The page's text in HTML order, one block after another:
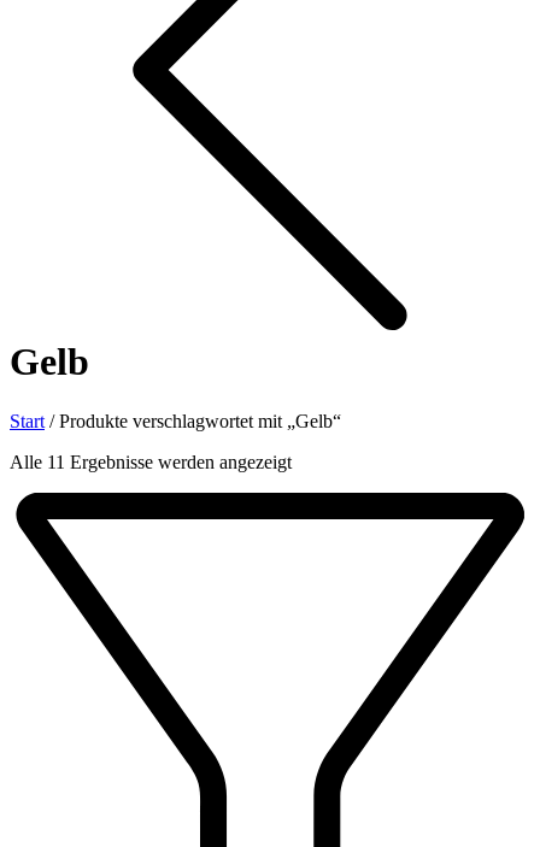
Gelb
Start /Produkte verschlagwortet mit „Gelb“
Alle 11 Ergebnisse werden angezeigtNach